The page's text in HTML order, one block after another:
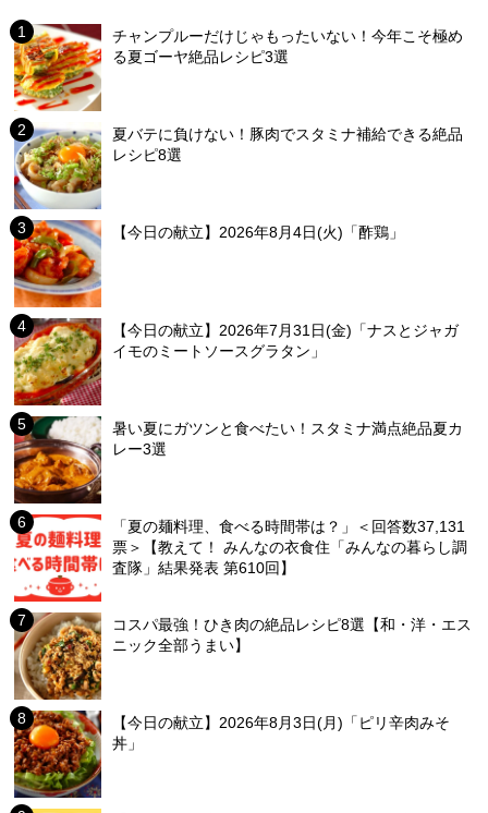
チャンプルーだけじゃもったいない！今年こそ極め
る夏ゴーヤ絶品レシピ3選
夏バテに負けない！豚肉でスタミナ補給できる絶品
レシピ8選
【今日の献立】2026年8月4日(火)「酢鶏」
【今日の献立】2026年7月31日(金)「ナスとジャガ
イモのミートソースグラタン」
暑い夏にガツンと食べたい！スタミナ満点絶品夏カ
レー3選
「夏の麺料理、食べる時間帯は？」＜回答数37,131
票＞【教えて！ みんなの衣食住「みんなの暮らし調
査隊」結果発表 第610回】
コスパ最強！ひき肉の絶品レシピ8選【和・洋・エス
ニック全部うまい】
【今日の献立】2026年8月3日(月)「ピリ辛肉みそ
丼」